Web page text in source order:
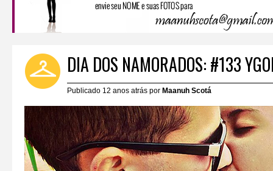
DIA DOS NAMORADOS: #133
Publicado 12 anos atrás por Maanuh Scotá